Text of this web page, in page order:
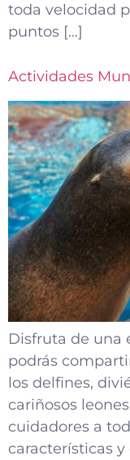
toda velocidad
puntos […]
Actividades
Disfruta de una
podrás
los delfines,
cariñosos
cuidadores a
características